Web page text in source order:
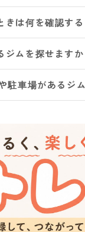
きは何を確認す
ジムを探せますか
駐車場があるジ